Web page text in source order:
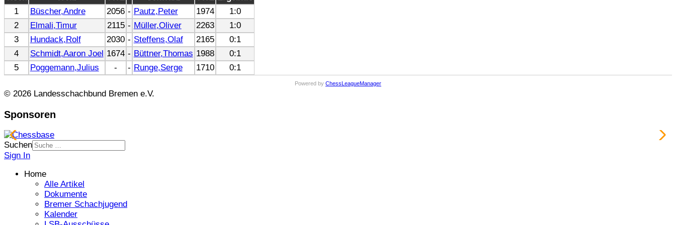
1
Büscher,Andre 2056 - Pautz,Peter 1974
1:0
2
Elmali,Timur 2115 - Müller,Oliver 2263
1:0
3
Hundack,Rolf 2030 - Steffens,Olaf 2165
0:1
4
Schmidt,Aaron Joel 1674 - Büttner,Thomas 1988
0:1
5
Poggemann,Julius - - Runge,Serge 1710 0:1
Powered by ChessLeagueManager
© 2026 Landesschachbund Bremen e.V.
Sponsoren
Suchen
Sign In
Home
Alle Artikel
Dokumente
Bremer Schachjugend
Kalender